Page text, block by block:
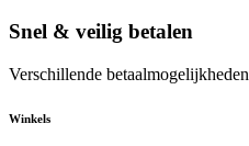
Snel & veilig betalen
Verschillende betaalmogelijkheden
Winkels